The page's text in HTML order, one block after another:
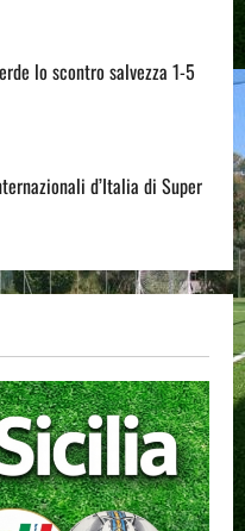
lo scontro salvezza 1-5
d’Italia di Super